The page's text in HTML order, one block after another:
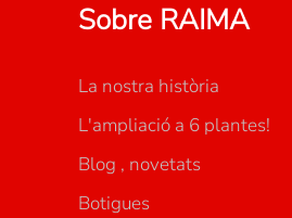
Sobre RAIMA
La nostra història
L'ampliació a 6 plantes!
Blog , novetats
Botigues